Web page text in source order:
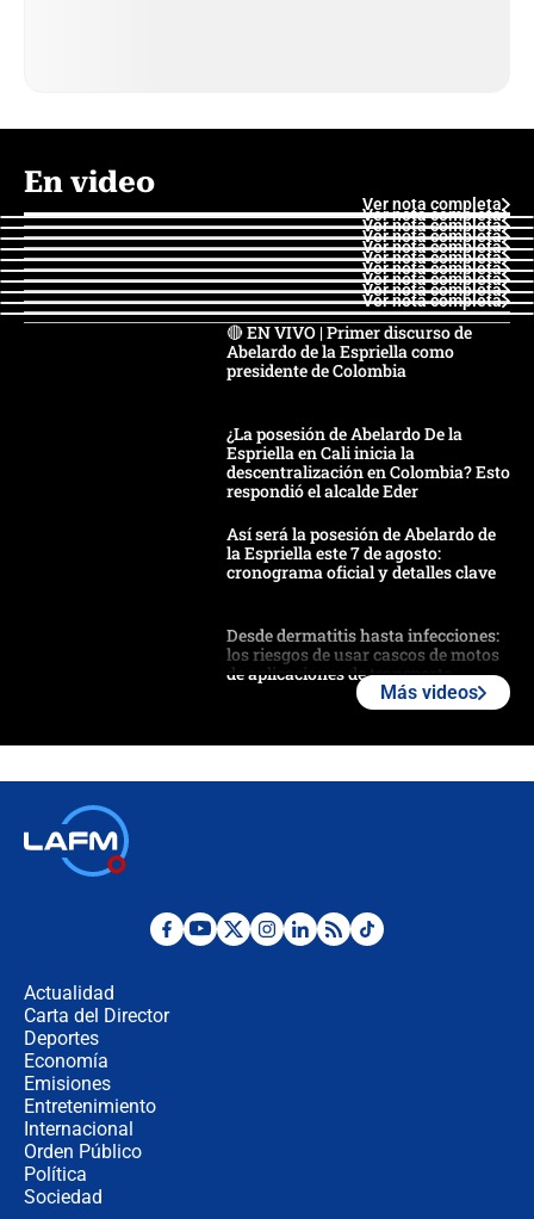
En video
Ver nota completa
Ver nota completa
Ver nota completa
Ver nota completa
Ver nota completa
Ver nota completa
Ver nota completa
Ver nota completa
Ver nota completa
Ver nota completa
🔴 EN VIVO | Primer discurso de
Abelardo de la Espriella como
presidente de Colombia
¿La posesión de Abelardo De la
Espriella en Cali inicia la
descentralización en Colombia? Esto
respondió el alcalde Eder
Así será la posesión de Abelardo de
la Espriella este 7 de agosto:
cronograma oficial y detalles clave
Desde dermatitis hasta infecciones:
los riesgos de usar cascos de motos
de aplicaciones de transporte
Posesión de Abelardo De La Espriella
Más videos
Actualidad
Carta del Director
Deportes
Economía
Emisiones
Entretenimiento
Internacional
Orden Público
Política
Sociedad